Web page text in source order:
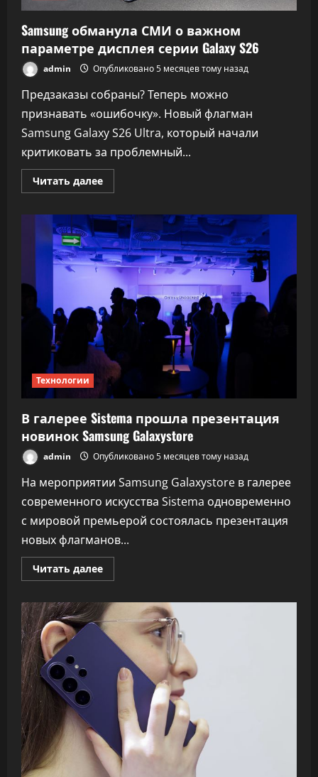
Samsung обманула СМИ о важном
параметре дисплея серии Galaxy S26
admin Опубликовано 5 месяцев тому назад
Предзаказы собраны? Теперь можно
признавать «ошибочку». Новый флагман
Samsung Galaxy S26 Ultra, который начали
критиковать за проблемный...
Читать далееПрочитать
больше
обманула
СМИ
о
важном
параметре
дисплея
серии
Galaxy
S26
Технологии
В галерее Sistema прошла презентация
новинок Samsung Galaxystore
admin Опубликовано 5 месяцев тому назад
На мероприятии Samsung Galaxystore в галерее
современного искусства Sistema одновременно
с мировой премьерой состоялась презентация
новых флагманов...
Читать далееПрочитать
больше
галерее
Sistema
прошла
презентация
новинок
Samsung
Galaxystore